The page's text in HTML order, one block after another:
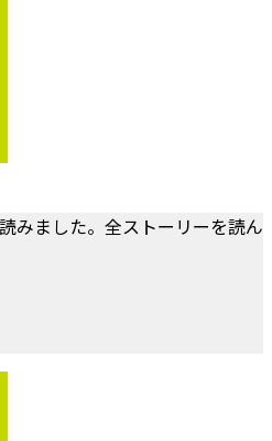
みました。全ストーリーを読ん